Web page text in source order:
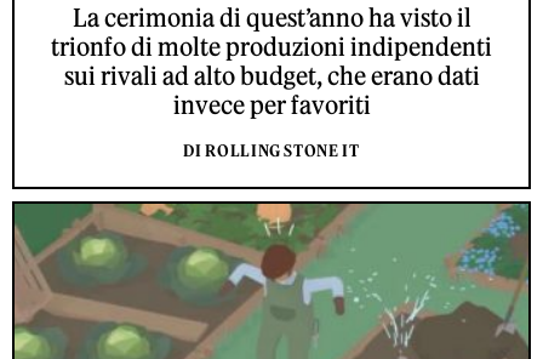
La cerimonia di quest’anno ha visto il
trionfo di molte produzioni indipendenti
sui rivali ad alto budget, che erano dati
invece per favoriti
DI ROLLING STONE IT